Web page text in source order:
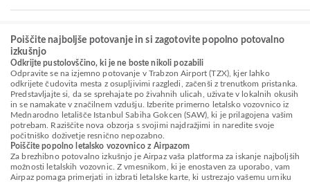
Poiščite najboljše potovanje in si zagotovite popolno potovalno
izkušnjo
Odkrijte pustolovščino, ki je ne boste nikoli pozabili
Odpravite se na izjemno potovanje v Trabzon Airport (TZX), kjer lahko
odkrijete čudovita mesta z osupljivimi razgledi, začenši z trenutkom pristanka.
Predstavljajte si, da se sprehajate po živahnih ulicah, uživate v lokalnih okusih
in se namakate v značilnem vzdušju. Izberite primerno letalsko vozovnico iz
Mednarodno letališče Istanbul Sabiha Gokcen (SAW), ki je prilagojena vašim
potrebam. Raziščite nova obzorja s svojimi najdražjimi in naredite svoje
počitniško doživetje resnično nepozabno.
Poiščite popolno letalsko vozovnico z Airpazom
Za brezhibno potovalno izkušnjo je Airpaz vaša platforma za iskanje najboljših
možnosti letalskih vozovnic. Z vmesnikom, ki je enostaven za uporabo, vam
Airpaz pomaga primerjati in izbrati letalske karte, ki ustrezajo vašemu urniku